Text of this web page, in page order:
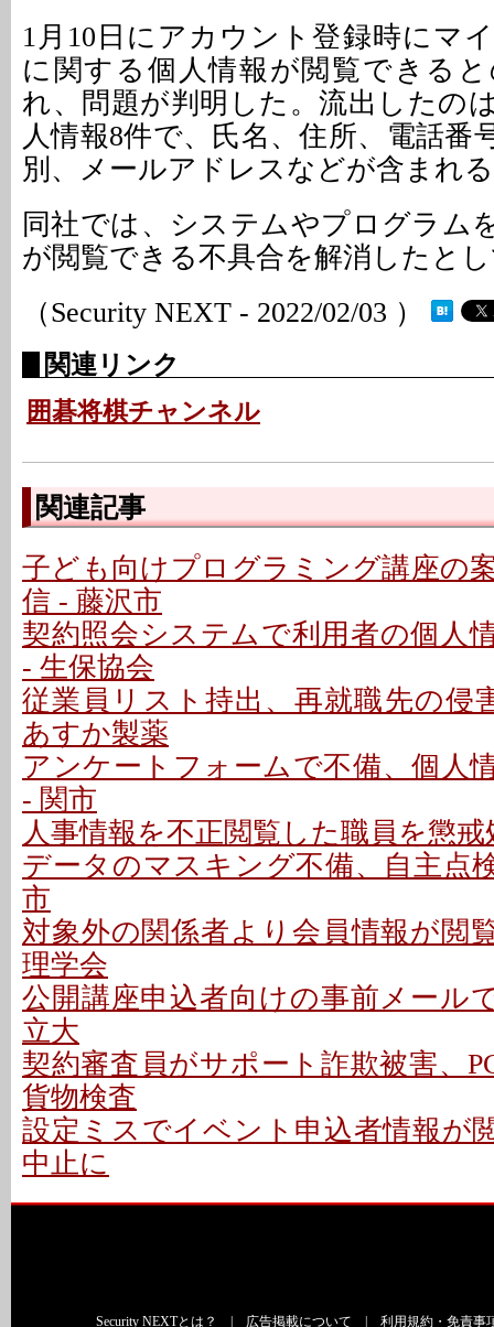
1月10日にアカウント登録時にマ
に関する個人情報が閲覧できる
れ、問題が判明した。流出したの
人情報8件で、氏名、住所、電話番
別、メールアドレスなどが含まれ
同社では、システムやプログラム
が閲覧できる不具合を解消したと
（Security NEXT - 2022/02/03 ）
関連リンク
囲碁将棋チャンネル
関連記事
子ども向けプログラミング講座の
信 - 藤沢市
契約照会システムで利用者の個人
- 生保協会
従業員リスト持出、再就職先の侵
あすか製薬
アンケートフォームで不備、個人
- 関市
人事情報を不正閲覧した職員を懲
データのマスキング不備、自主点
市
対象外の関係者より会員情報が閲
理学会
公開講座申込者向けの事前メール
立大
契約審査員がサポート詐欺被害、
貨物検査
設定ミスでイベント申込者情報が
中止に
Security NEXTとは？ 広告掲載について 利用規約・免責事